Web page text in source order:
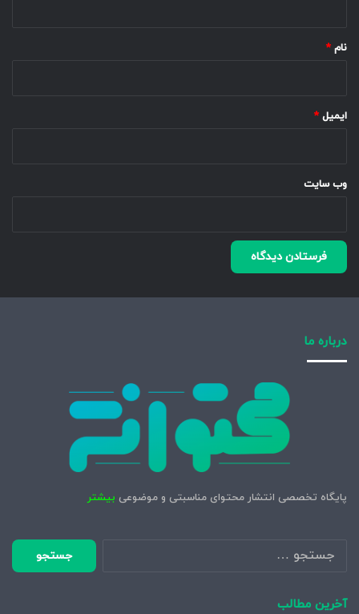
نام *
ایمیل *
وب‌ سایت
درباره ما
پایگاه تخصصی انتشار محتوای مناسبتی و موضوعی بیشتر
جستجو
برای:
آخرین مطالب